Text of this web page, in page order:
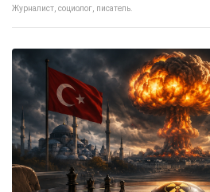
Журналист, социолог, писатель.